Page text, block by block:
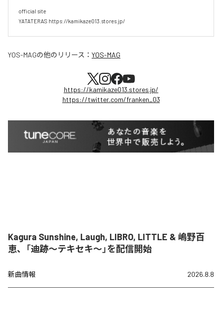
official site
YATATERAS https://kamikaze013.stores.jp/
YOS-MAGの他のリリース： YOS-MAG
https://kamikaze013.stores.jp/
https://twitter.com/franken_03
Kagura Sunshine, Laugh, LIBRO, LITTLE & 嶋野百
恵、「迪跡〜テキセキ〜」を配信開始
新曲情報 2026.8.8